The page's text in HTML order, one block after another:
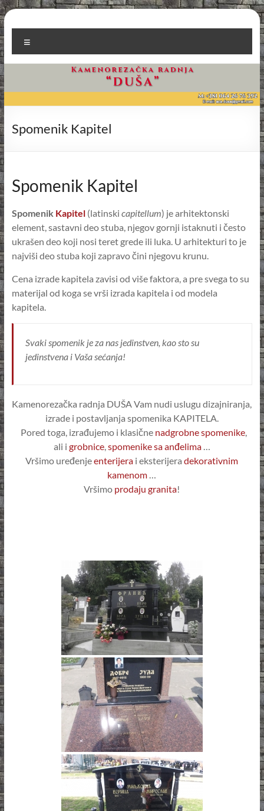
Skip
to
contentKamenorezačka radnja
Duša
Spomenik Kapitel
Spomenik Kapitel
Spomenik Kapitel(latinski capitellum) je arhitektonski
element, sastavni deo stuba, njegov gornji istaknuti i često
ukrašen deo koji nosi teret grede ili luka. U arhitekturi to je
najviši deo stuba koji zapravo čini njegovu krunu.
Cena izrade kapitela zavisi od više faktora, a pre svega to su
materijal od koga se vrši izrada kapitela i od modela
kapitela.
Svaki spomenik je za nas jedinstven, kao sto su
jedinstvena i Vaša sećanja!
Kamenorezačka radnja DUŠA Vam nudi uslugu dizajniranja,
izrade i postavljanja spomenika KAPITELA.
Pored toga, izrađujemo i klasične nadgrobne spomenike,
ali i grobnice,spomenike sa anđelima…
Vršimo uređenjeenterijera i eksterijeradekorativnim
kamenom …
Vršimo prodaju granita!